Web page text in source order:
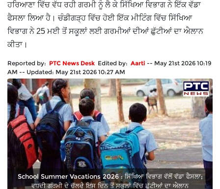
ਹਰਿਆਣਾ ਵਿੱਚ ਵੱਧ ਰਹੀ ਗਰਮੀ ਨੂੰ ਲੈ ਕੇ ਸਿੱਖਿਆ ਵਿਭਾਗ ਨੇ ਇੱਕ ਵੱਡਾ
ਫੈਸਲਾ ਲਿਆ ਹੈ। ਚੰਡੀਗੜ੍ਹ ਵਿੱਚ ਹੋਈ ਇੱਕ ਮੀਟਿੰਗ ਵਿੱਚ ਸਿੱਖਿਆ
ਵਿਭਾਗ ਨੇ 25 ਮਈ ਤੋਂ ਸਕੂਲਾਂ ਲਈ ਗਰਮੀਆਂ ਦੀਆਂ ਛੁੱਟੀਆਂ ਦਾ ਐਲਾਨ
ਕੀਤਾ।
Reported by: PTC News Desk Edited by: Aarti -- May 21st 2026 10:19
AM -- Updated: May 21st 2026 10:27 AM
School Summer Vacations 2026 : ਸਿੱਖਿਆ ਵਿਭਾਗ ਵੱਲੋਂ ਵੱਡਾ ਫੈਸਲਾ;
ਵਧਦੀ ਗਰਮੀ ਦੇ ਚੱਲਦੇ ਇਸ ਦਿਨ ਤੋਂ ਸਕੂਲਾਂ ਵਿੱਚ ਛੁੱਟੀਆਂ ਦਾ ਐਲਾਨ